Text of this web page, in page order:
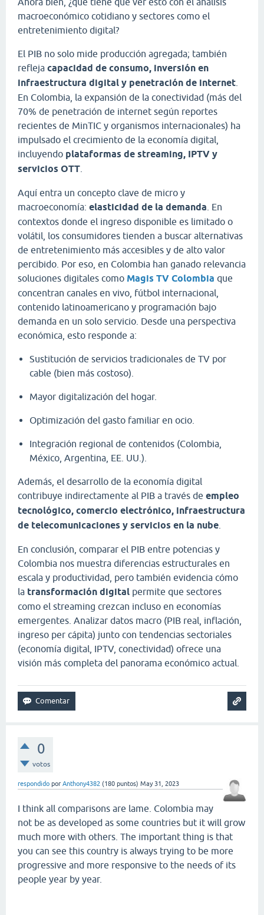
macroeconómico cotidiano y sectores como el
entretenimiento digital?
El PIB no solo mide producción agregada; también
refleja capacidad de consumo, inversión en
infraestructura digital y penetración de internet
En Colombia, la expansión de la conectividad (más del
70% de penetración de internet según reportes
recientes de MinTIC y organismos internacionales) ha
impulsado el crecimiento de la economía digital,
incluyendo plataformas de streaming, IPTV y
servicios OTT
Aquí entra un concepto clave de micro y
macroeconomía: elasticidad de la demanda . En
contextos donde el ingreso disponible es limitado o
volátil, los consumidores tienden a buscar alternativas
de entretenimiento más accesibles y de alto valor
percibido. Por eso, en Colombia han ganado relevancia
soluciones digitales como Magis TV Colombia que
concentran canales en vivo, fútbol internacional,
contenido latinoamericano y programación bajo
demanda en un solo servicio. Desde una perspectiva
económica, esto responde a:
Sustitución de servicios tradicionales de TV por
cable (bien más costoso).
Mayor digitalización del hogar.
Optimización del gasto familiar en ocio.
Integración regional de contenidos (Colombia,
México, Argentina, EE. UU.).
Además, el desarrollo de la economía digital
contribuye indirectamente al PIB a través de empleo
tecnológico, comercio electrónico, infraestructura
de telecomunicaciones y servicios en la nube
En conclusión, comparar el PIB entre potencias y
Colombia nos muestra diferencias estructurales en
escala y productividad, pero también evidencia cómo
la transformación digital permite que sectores
como el streaming crezcan incluso en economías
emergentes. Analizar datos macro (PIB real, inflación,
ingreso per cápita) junto con tendencias sectoriales
(economía digital, IPTV, conectividad) ofrece una
visión más completa del panorama económico actual.
0
votos
respondido por Anthony4382 (180 puntos) May 31, 2023
I think all comparisons are lame. Colombia may
not be as developed as some countries but it will grow
much more with others. The important thing is that
you can see this country is always trying to be more
progressive and more responsive to the needs of its
people year by year.